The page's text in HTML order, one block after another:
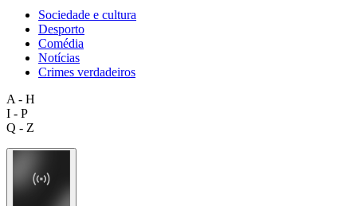
Sociedade e cultura
Desporto
Comédia
Notícias
Crimes verdadeiros
A - H
I - P
Q - Z